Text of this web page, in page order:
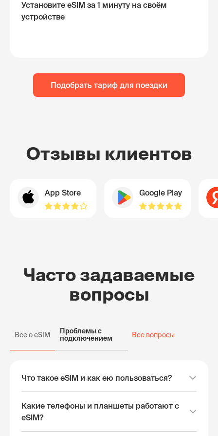
Установите eSIM за 1 минуту на своём
устройстве
Подобрать тариф для поездки
Отзывы клиентов
App Store Google Play
Часто задаваемые
вопросы
Все о eSIM
Проблемы с
подключением
Все вопросы
Что такое eSIM и как ею пользоваться?
Какие телефоны и планшеты работают с
eSIM?